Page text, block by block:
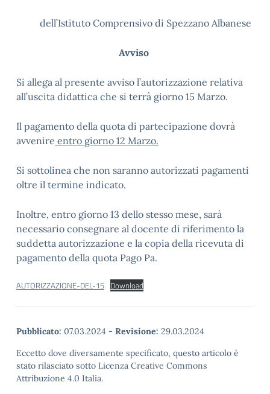
dell’Istituto Comprensivo di Spezzano Albanese
Avviso
Si allega al presente avviso l’autorizzazione relativa
all’uscita didattica che si terrà giorno 15 Marzo.
Il pagamento della quota di partecipazione dovrà
avvenire entro giorno 12 Marzo.
Si sottolinea che non saranno autorizzati pagamenti
oltre il termine indicato.
Inoltre, entro giorno 13 dello stesso mese, sarà
necessario consegnare al docente di riferimento la
suddetta autorizzazione e la copia della ricevuta di
pagamento della quota Pago Pa.
AUTORIZZAZIONE-DEL-15 Download
Pubblicato: 07.03.2024 - Revisione: 29.03.2024
Eccetto dove diversamente specificato, questo articolo è
stato rilasciato sotto Licenza Creative Commons
Attribuzione 4.0 Italia.